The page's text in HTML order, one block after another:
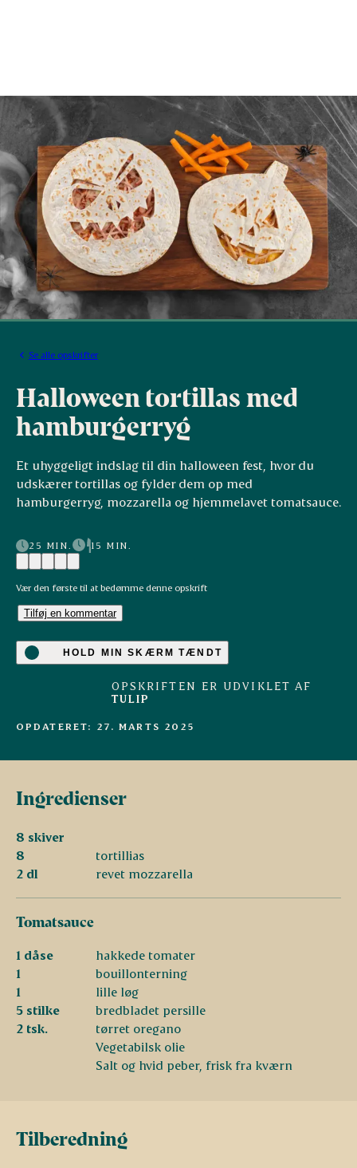
Se alle opskrifter
Halloween tortillas med
hamburgerryg
Et uhyggeligt indslag til din halloween fest, hvor du
udskærer tortillas og fylder dem op med
hamburgerryg, mozzarella og hjemmelavet tomatsauce.
25 MIN. 15 MIN.
Vær den første til at bedømme denne opskrift
Tilføj en kommentar
HOLD MIN SKÆRM TÆNDT
OPSKRIFTEN ER UDVIKLET AF
TULIP
OPDATERET: 27. MARTS 2025
Ingredienser
8 skiver
8
tortillias
2 dl
revet mozzarella
Tomatsauce
1 dåse
hakkede tomater
1
bouillonterning
1
lille løg
5 stilke
bredbladet persille
2 tsk.
tørret oregano
Vegetabilsk olie
Salt og hvid peber, frisk fra kværn
Tilberedning